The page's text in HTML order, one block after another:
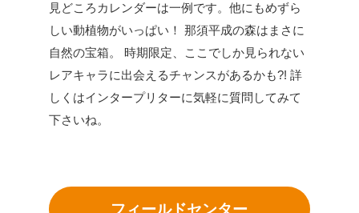
見どころカレンダーは一例です。他にもめずら
しい動植物がいっぱい！ 那須平成の森はまさに
自然の宝箱。
時期限定、ここでしか見られない
レアキャラに出会えるチャンスがあるかも?! 詳
しくはインタープリターに気軽に質問してみて
下さいね。
フィールドセンター